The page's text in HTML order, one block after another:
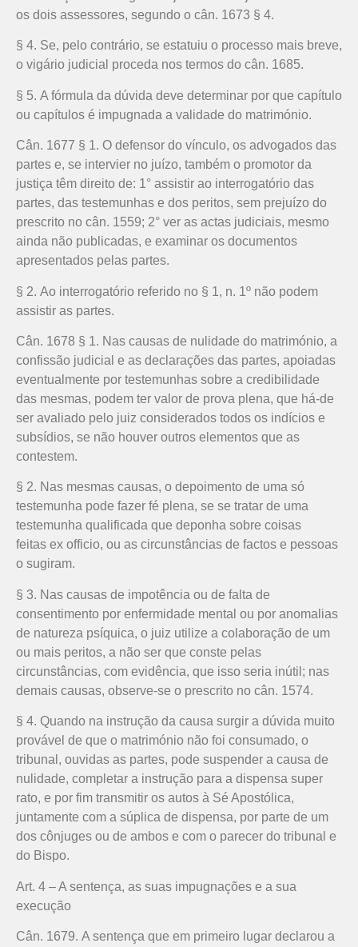
os dois assessores, segundo o cân. 1673 § 4.
§ 4. Se, pelo contrário, se estatuiu o processo mais breve,
o vigário judicial proceda nos termos do cân. 1685.
§ 5. A fórmula da dúvida deve determinar por que capítulo
ou capítulos é impugnada a validade do matrimónio.
Cân. 1677 § 1. O defensor do vínculo, os advogados das
partes e, se intervier no juízo, também o promotor da
justiça têm direito de: 1° assistir ao interrogatório das
partes, das testemunhas e dos peritos, sem prejuízo do
prescrito no cân. 1559; 2° ver as actas judiciais, mesmo
ainda não publicadas, e examinar os documentos
apresentados pelas partes.
§ 2. Ao interrogatório referido no § 1, n. 1º não podem
assistir as partes.
Cân. 1678 § 1. Nas causas de nulidade do matrimónio, a
confissão judicial e as declarações das partes, apoiadas
eventualmente por testemunhas sobre a credibilidade
das mesmas, podem ter valor de prova plena, que há-de
ser avaliado pelo juiz considerados todos os indícios e
subsídios, se não houver outros elementos que as
contestem.
§ 2. Nas mesmas causas, o depoimento de uma só
testemunha pode fazer fé plena, se se tratar de uma
testemunha qualificada que deponha sobre coisas
feitas ex officio, ou as circunstâncias de factos e pessoas
o sugiram.
§ 3. Nas causas de impotência ou de falta de
consentimento por enfermidade mental ou por anomalias
de natureza psíquica, o juiz utilize a colaboração de um
ou mais peritos, a não ser que conste pelas
circunstâncias, com evidência, que isso seria inútil; nas
demais causas, observe-se o prescrito no cân. 1574.
§ 4. Quando na instrução da causa surgir a dúvida muito
provável de que o matrimónio não foi consumado, o
tribunal, ouvidas as partes, pode suspender a causa de
nulidade, completar a instrução para a dispensa super
rato, e por fim transmitir os autos à Sé Apostólica,
juntamente com a súplica de dispensa, por parte de um
dos cônjuges ou de ambos e com o parecer do tribunal e
do Bispo.
Art. 4 – A sentença, as suas impugnações e a sua
execução
Cân. 1679. A sentença que em primeiro lugar declarou a